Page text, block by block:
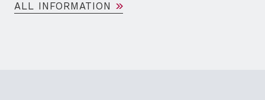
ALL INFORMATION